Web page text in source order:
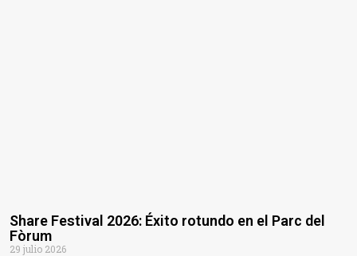
Share Festival 2026: Éxito rotundo en el Parc del
Fòrum
29 julio 2026